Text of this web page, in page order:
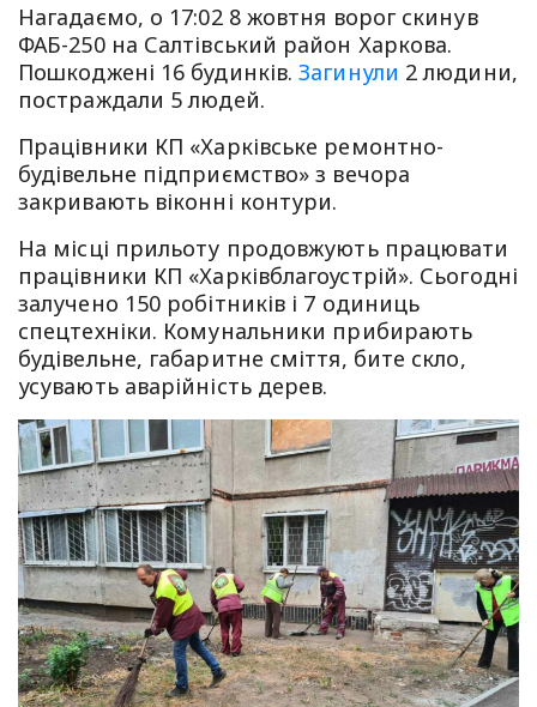
Нагадаємо, о 17:02 8 жовтня ворог скинув
ФАБ-250 на Салтівський район Харкова.
Пошкоджені 16 будинків.Загинули 2 людини,
постраждали 5 людей.
Працівники КП «Харківське ремонтно-
будівельне підприємство» з вечора
закривають віконні контури.
На місці прильоту продовжують працювати
працівники КП «Харківблагоустрій». Сьогодні
залучено 150 робітників і 7 одиниць
спецтехніки. Комунальники прибирають
будівельне, габаритне сміття, бите скло,
усувають аварійність дерев.